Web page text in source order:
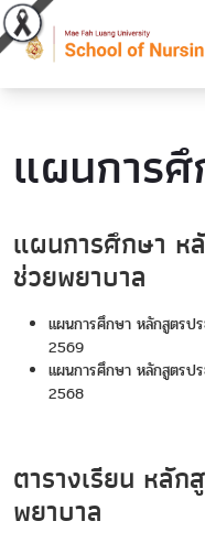
แผนการศึ
แผนการศึกษา ห
ช่วยพยาบาล
แผนการศึกษา หลักสูตรป
2569
แผนการศึกษา หลักสูตรป
2568
ตารางเรียน หลั
พยาบาล